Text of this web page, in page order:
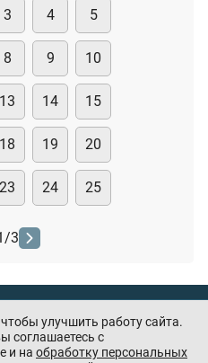
3 4 5
8 9 10
13 14 15
18 19 20
23 24 25
/3
—напишите
улучшить работу сайта.
соглашаетесь с
и на обработку персональных